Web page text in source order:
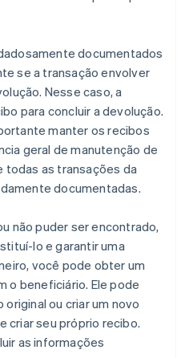
documentados
se a transação envolver
Nesse caso, a
para concluir a devolução.
manter os recibos
geral de manutenção de
todas as transações da
documentadas.
não puder ser encontrado,
lo e garantir uma
você pode obter um
o beneficiário. Ele pode
ou criar um novo
criar seu próprio recibo.
as informações